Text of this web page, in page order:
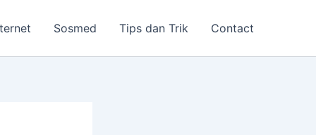
Sosmed Tips dan Trik Contact